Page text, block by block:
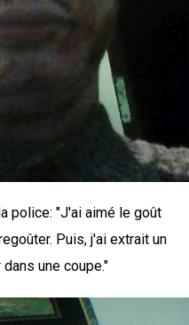
police: "J'ai aimé le goût
Puis, j'ai extrait un
une coupe."